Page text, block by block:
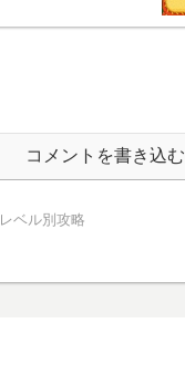
コメントを書き込む
レベル別攻略